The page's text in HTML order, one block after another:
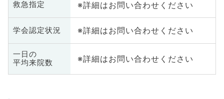
救急指定 ※詳細はお問い合わせください
学会認定状況 ※詳細はお問い合わせください
一日の
平均来院数
※詳細はお問い合わせください